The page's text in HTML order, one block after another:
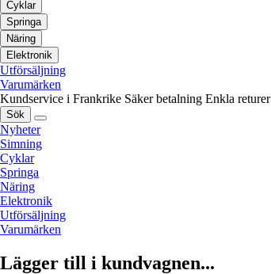
Cyklar
Springa
Näring
Elektronik
Utförsäljning
Varumärken
Kundservice i Frankrike Säker betalning Enkla returer
Sök
Nyheter
Simning
Cyklar
Springa
Näring
Elektronik
Utförsäljning
Varumärken
Lägger till i kundvagnen...